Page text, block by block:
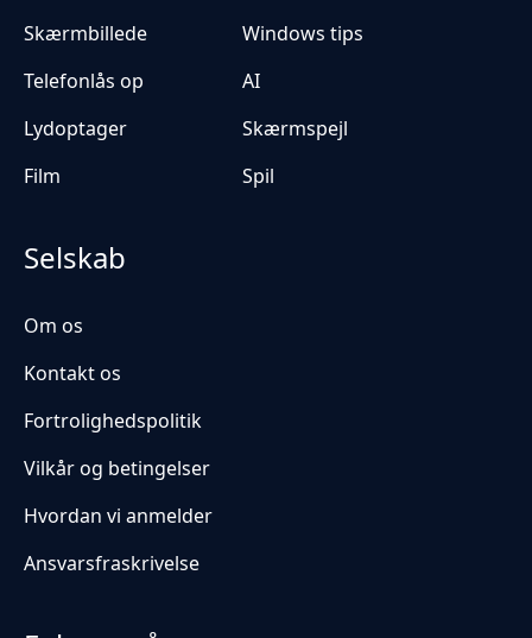
Skærmbillede
Windows tips
Telefonlås op
AI
Lydoptager
Skærmspejl
Film
Spil
Selskab
Om os
Kontakt os
Fortrolighedspolitik
Vilkår og betingelser
Hvordan vi anmelder
Ansvarsfraskrivelse